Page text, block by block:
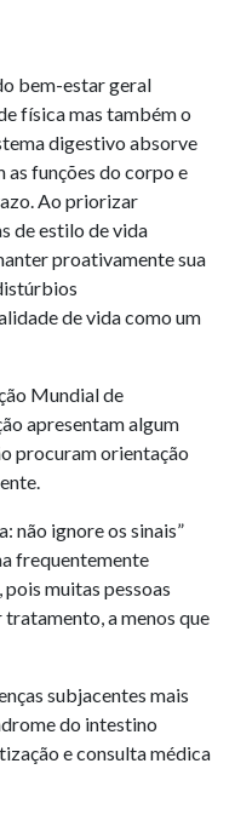
bem-estar geral
física mas também o
digestivo absorve
as funções do corpo e
Ao priorizar
de estilo de vida
proativamente sua
de vida como um
Mundial de
apresentam algum
procuram orientação
não ignore os sinais”
frequentemente
muitas pessoas
a menos que
subjacentes mais
do intestino
e consulta médica